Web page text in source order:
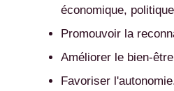
économique,
Promouvoir la
Améliorer le bien-
Favoriser